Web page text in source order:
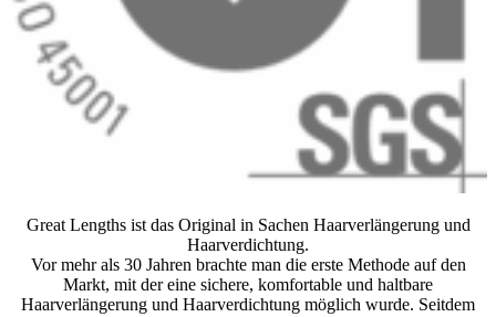
Great Lengths ist das Original in Sachen Haarverlängerung und
Haarverdichtung.
Vor mehr als 30 Jahren brachte man die erste Methode auf den
Markt, mit der eine sichere, komfortable und haltbare
Haarverlängerung und Haarverdichtung möglich wurde. Seitdem